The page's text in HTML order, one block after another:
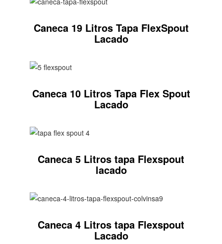
Caneca 19 Litros Tapa FlexSpout
Lacado
Caneca 10 Litros Tapa Flex Spout
Lacado
Caneca 5 Litros tapa Flexspout
lacado
Caneca 4 Litros tapa Flexspout
Lacado